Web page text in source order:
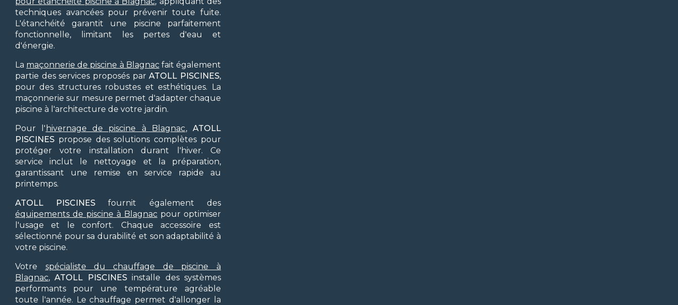
techniques avancées pour prévenir toute fuite.
L'étanchéité garantit une piscine parfaitement
fonctionnelle, limitant les pertes d'eau et
d'énergie.
La maçonnerie de piscine à Blagnacfait également
partie des services proposés parATOLL PISCINES,
pour des structures robustes et esthétiques. La
maçonnerie sur mesure permet d'adapter chaque
piscine à l'architecture de votre jardin.
Pour l' hivernage de piscine à Blagnac, ATOLL
PISCINES propose des solutions complètes pour
protéger votre installation durant l'hiver. Ce
service inclut le nettoyage et la préparation,
garantissant une remise en service rapide au
printemps.
ATOLL PISCINES fournit également des
équipements de piscine à Blagnac pour optimiser
l'usage et le confort. Chaque accessoire est
sélectionné pour sa durabilité et son adaptabilité à
votre piscine.
Votre spécialiste du chauffage de piscine à
Blagnac,ATOLL PISCINESinstalle des systèmes
performants pour une température agréable
toute l'année. Le chauffage permet d'allonger la